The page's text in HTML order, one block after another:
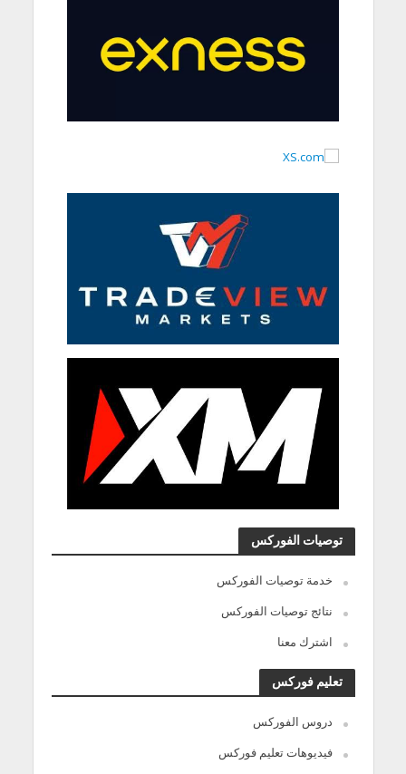
توصيات الفوركس
خدمة توصيات الفوركس
نتائج توصيات الفوركس
اشترك معنا
تعليم فوركس
دروس الفوركس
فيديوهات تعليم فوركس